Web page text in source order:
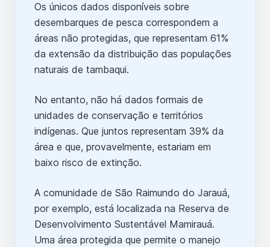
Os únicos dados disponíveis sobre
desembarques de pesca correspondem a
áreas não protegidas, que representam 61%
da extensão da distribuição das populações
naturais de tambaqui.
No entanto, não há dados formais de
unidades de conservação e territórios
indígenas. Que juntos representam 39% da
área e que, provavelmente, estariam em
baixo risco de extinção.
A comunidade de São Raimundo do Jarauá,
por exemplo, está localizada na Reserva de
Desenvolvimento Sustentável Mamirauá.
Uma área protegida que permite o manejo